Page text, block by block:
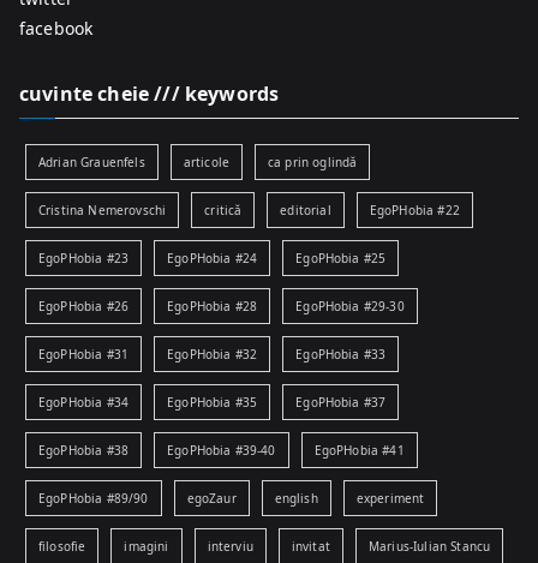
facebook
cuvinte cheie /// keywords
Adrian Grauenfels articole ca prin oglindă
Cristina Nemerovschi critică editorial EgoPHobia #22
EgoPHobia #23 EgoPHobia #24 EgoPHobia #25
EgoPHobia #26 EgoPHobia #28 EgoPHobia #29-30
EgoPHobia #31 EgoPHobia #32 EgoPHobia #33
EgoPHobia #34 EgoPHobia #35 EgoPHobia #37
EgoPHobia #38 EgoPHobia #39-40 EgoPHobia #41
EgoPHobia #89/90 egoZaur english experiment
filosofie imagini interviu invitat Marius-Iulian Stancu